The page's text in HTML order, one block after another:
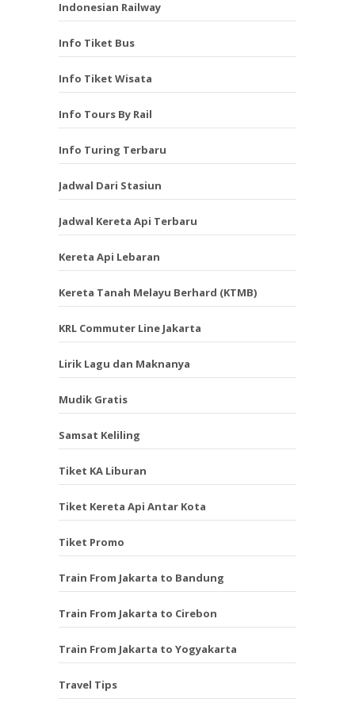
Indonesian Railway
Info Tiket Bus
Info Tiket Wisata
Info Tours By Rail
Info Turing Terbaru
Jadwal Dari Stasiun
Jadwal Kereta Api Terbaru
Kereta Api Lebaran
Kereta Tanah Melayu Berhard (KTMB)
KRL Commuter Line Jakarta
Lirik Lagu dan Maknanya
Mudik Gratis
Samsat Keliling
Tiket KA Liburan
Tiket Kereta Api Antar Kota
Tiket Promo
Train From Jakarta to Bandung
Train From Jakarta to Cirebon
Train From Jakarta to Yogyakarta
Travel Tips